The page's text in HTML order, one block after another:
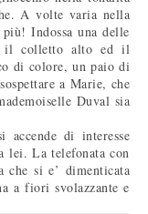
A volte varia nella
Indossa una delle
il colletto alto ed il
di colore, un paio di
a Marie, che
Duval sia
accende di interesse
lei. La telefonata con
che si e’ dimenticata
a fiori svolazzante e